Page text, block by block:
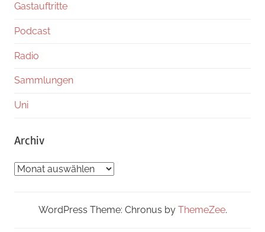
Gastauftritte
Podcast
Radio
Sammlungen
Uni
Archiv
Archiv
WordPress Theme: Chronus by ThemeZee.